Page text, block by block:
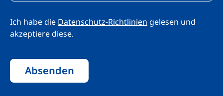
Ich habe die Datenschutz-Richtlinien gelesen und
akzeptiere diese.
Absenden